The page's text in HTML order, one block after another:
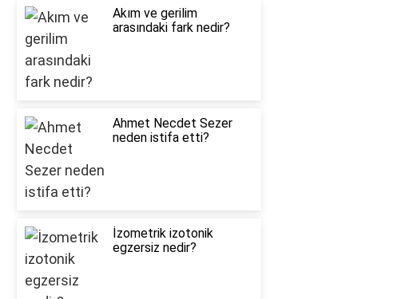
Akım ve gerilim
arasındaki fark nedir?
Ahmet Necdet Sezer
neden istifa etti?
İzometrik izotonik
egzersiz nedir?